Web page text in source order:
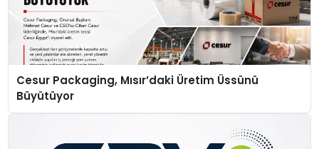
Cesur Packaging, Mısır’daki Üretim Üssünü
Büyütüyor